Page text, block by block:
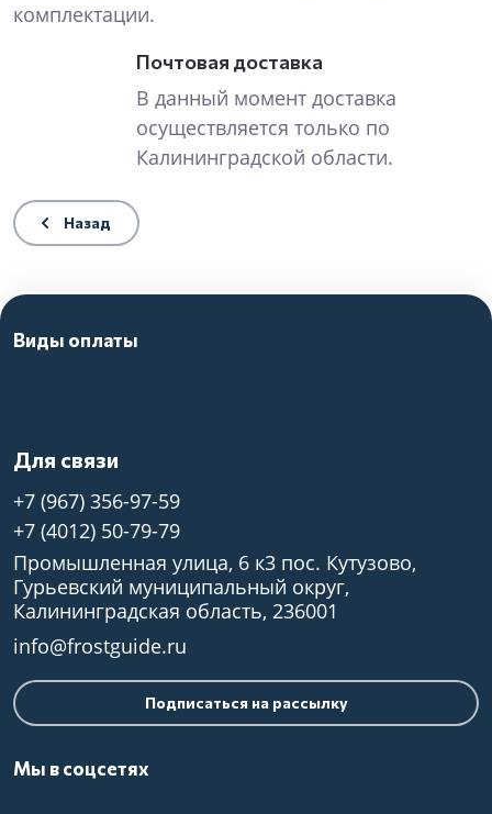
комплектации.
Почтовая доставка
В данный момент доставка
осуществляется только по
Калининградской области.
Назад
Для связи
+7 (967) 356-97-59
+7 (4012) 50-79-79
Промышленная улица, 6 к3 пос. Кутузово,
Гурьевский муниципальный округ,
Калининградская область, 236001
info@frostguide.ru
Подписаться на рассылку
Мы в соцсетях
Виды оплаты